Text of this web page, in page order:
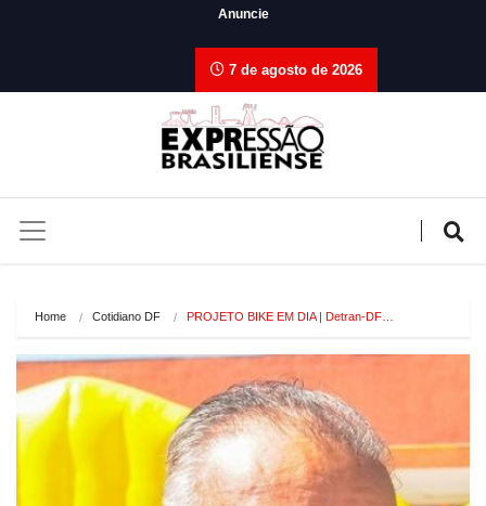
Anuncie
7 de agosto de 2026
Home Cotidiano DF PROJETO BIKE EM DIA | Detran-DF…